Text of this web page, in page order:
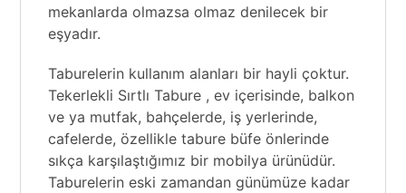
mekanlarda olmazsa olmaz denilecek bir
eşyadır.
Taburelerin kullanım alanları bir hayli çoktur.
Tekerlekli Sırtlı Tabure , ev içerisinde, balkon
ve ya mutfak, bahçelerde, iş yerlerinde,
cafelerde, özellikle tabure büfe önlerinde
sıkça karşılaştığımız bir mobilya ürünüdür.
Taburelerin eski zamandan günümüze kadar